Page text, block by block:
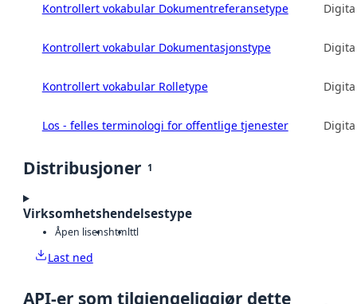
Kontrollert vokabular Dokumentreferansetype
Kontrollert vokabular Dokumentasjonstype
Kontrollert vokabular Rolletype
Los - felles terminologi for offentlige tjenester
Distribusjoner 1
Virksomhetshendelsestype
Åpen lisenshtmlttl
Last ned
API-er som tilgjengeliggjør dette